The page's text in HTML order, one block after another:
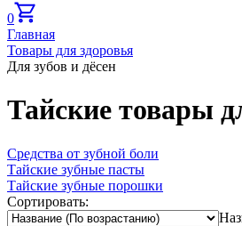
0
Главная
Товары для здоровья
Для зубов и дёсен
Тайские товары
Средства от зубной боли
Тайские зубные пасты
Тайские зубные порошки
Сортировать: